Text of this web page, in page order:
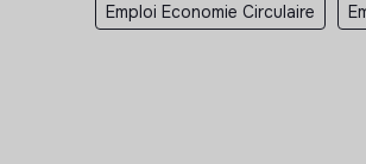
Emploi Economie Circulaire